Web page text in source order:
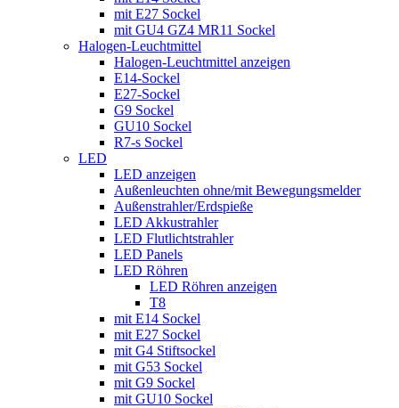
mit E27 Sockel
mit GU4 GZ4 MR11 Sockel
Halogen-Leuchtmittel
Halogen-Leuchtmittel anzeigen
E14-Sockel
E27-Sockel
G9 Sockel
GU10 Sockel
R7-s Sockel
LED
LED anzeigen
Außenleuchten ohne/mit Bewegungsmelder
Außenstrahler/Erdspieße
LED Akkustrahler
LED Flutlichtstrahler
LED Panels
LED Röhren
LED Röhren anzeigen
T8
mit E14 Sockel
mit E27 Sockel
mit G4 Stiftsockel
mit G53 Sockel
mit G9 Sockel
mit GU10 Sockel